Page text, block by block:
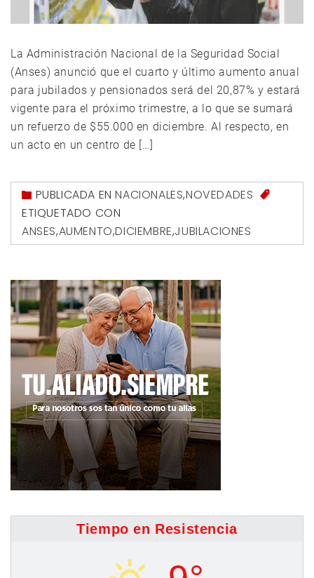
La Administración Nacional de la Seguridad Social
(Anses) anunció que el cuarto y último aumento anual
para jubilados y pensionados será del 20,87% y estará
vigente para el próximo trimestre, a lo que se sumará
un refuerzo de $55.000 en diciembre. Al respecto, en
un acto en un centro de […]
PUBLICADA ENNACIONALES,NOVEDADES
ETIQUETADO CON
ANSES,AUMENTO,DICIEMBRE,JUBILACIONES
Tiempo en Resistencia